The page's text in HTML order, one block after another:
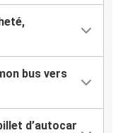
bus vers
d’autocar